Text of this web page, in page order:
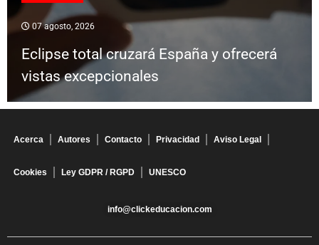
07 agosto, 2026
Eclipse total cruzará España y ofrecerá
vistas excepcionales
Acerca Autores Contacto Privacidad Aviso Legal
Cookies Ley GDPR / RGPD UNESCO
info@clickeducacion.com